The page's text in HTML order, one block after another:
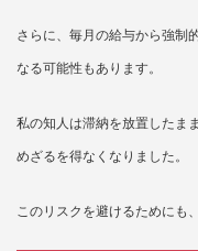
さらに、毎月の給与から強制
なる可能性もあります。
私の知人は滞納を放置したま
めざるを得なくなりました。
このリスクを避けるためにも、